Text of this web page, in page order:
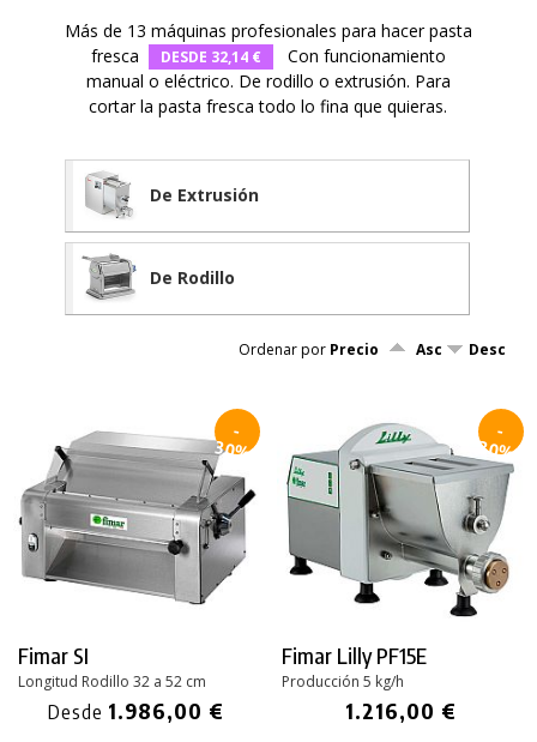
Más de 13 máquinas profesionales para hacer pasta
fresca
DESDE 32,14 €
Con funcionamiento
manual o eléctrico. De rodillo o extrusión. Para
cortar la pasta fresca todo lo fina que quieras.
De Extrusión
De Rodillo
Ordenar por Precio Asc Desc
-
30%
Fimar SI
Longitud Rodillo 32 a 52 cm
Desde 1.986,00 €
-
30%
Fimar Lilly PF15E
Producción 5 kg/h
1.216,00 €